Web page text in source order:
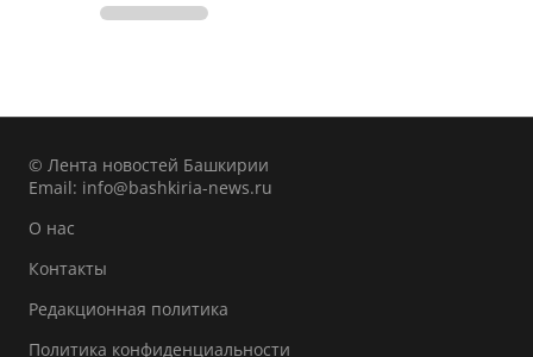
© Лента новостей Башкирии
Email: info@bashkiria-news.ru
О нас
Контакты
Редакционная политика
Политика конфиденциальности